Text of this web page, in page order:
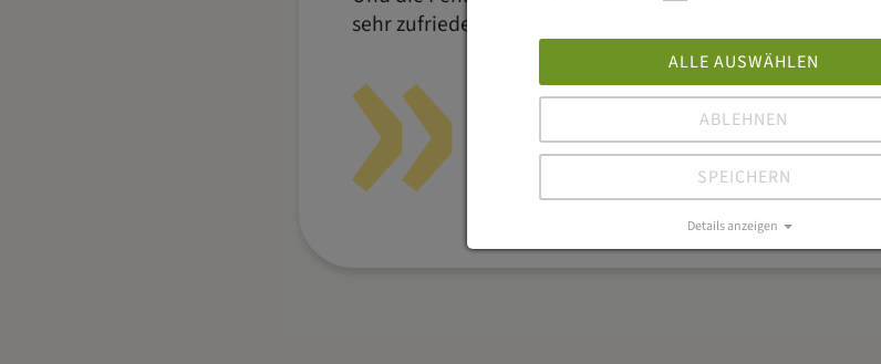
sehr zufrieden mit der Anwendung und mit dem Support.
Inhaber
ALLE AUSWÄHLEN
ABLEHNEN
SPEICHERN
Details anzeigen